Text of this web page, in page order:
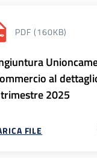
PDF (160KB)
al
2025
FILE